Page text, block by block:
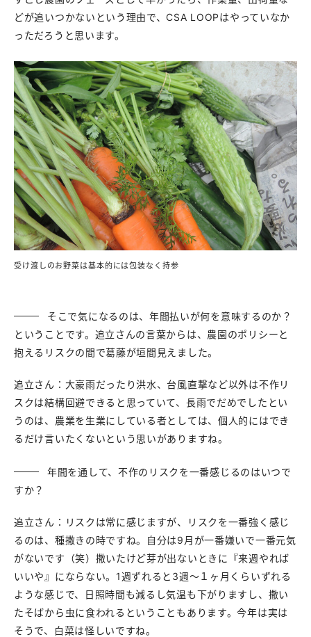
どが追いつかないという理由で、CSA LOOPはやっていなか
っただろうと思います。
受け渡しのお野菜は基本的には包装なく持参
そこで気になるのは、年間払いが何を意味するのか？
ということです。追立さんの言葉からは、農園のポリシーと
抱えるリスクの間で葛藤が垣間見えました。
追立さん：大豪雨だったり洪水、台風直撃など以外は不作リ
スクは結構回避できると思っていて、長雨でだめでしたとい
うのは、農業を生業にしている者としては、個人的にはでき
るだけ言いたくないという思いがありますね。
年間を通して、不作のリスクを一番感じるのはいつで
すか？
追立さん：リスクは常に感じますが、リスクを一番強く感じ
るのは、種撒きの時ですね。自分は9月が一番嫌いで一番元気
がないです（笑）撒いたけど芽が出ないときに『来週やれば
いいや』にならない。1週ずれると3週〜１ヶ月くらいずれる
ような感じで、日照時間も減るし気温も下がりますし、撒い
たそばから虫に食われるということもあります。今年は実は
そうで、白菜は怪しいですね。